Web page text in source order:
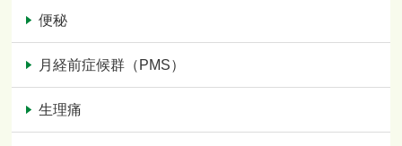
便秘
月経前症候群（PMS）
生理痛